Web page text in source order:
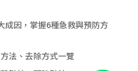
成因，掌握6種急救與預防方
法、去除方式一覽